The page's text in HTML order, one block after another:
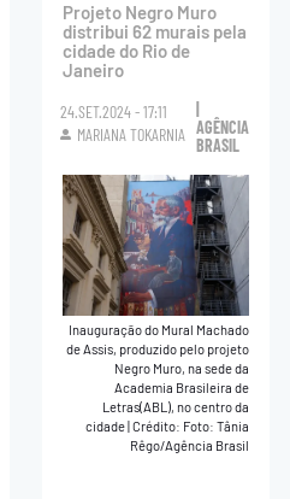
Projeto Negro Muro
distribui 62 murais pela
cidade do Rio de
Janeiro
24.SET.2024 - 17:11
MARIANA TOKARNIA AGÊNCIA
BRASIL
Inauguração do Mural Machado
de Assis, produzido pelo projeto
Negro Muro, na sede da
Academia Brasileira de
Letras(ABL), no centro da
cidade|Crédito: Foto: Tânia
Rêgo/Agência Brasil